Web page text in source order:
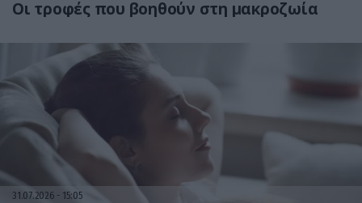
Οι τροφές που βοηθούν στη μακροζωία
31.07.2026 15:05